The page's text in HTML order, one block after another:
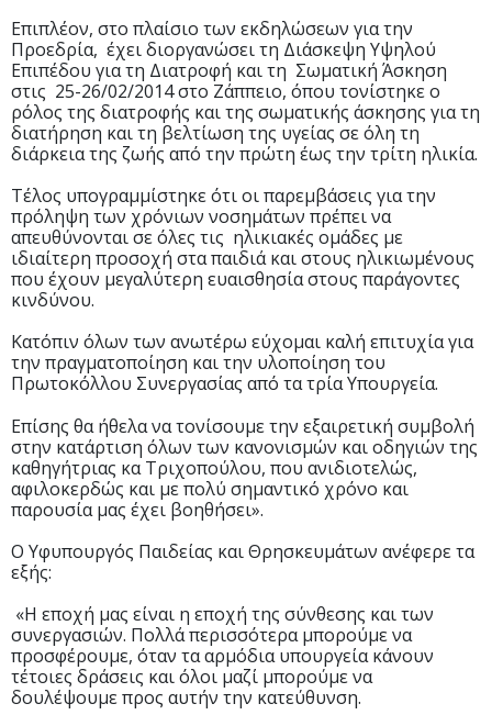
Επιπλέον, στο πλαίσιο των εκδηλώσεων για την
Προεδρία, έχει διοργανώσει τη Διάσκεψη Υψηλού
Επιπέδου για τη Διατροφή και τη Σωματική Άσκηση
στις 25-26/02/2014 στο Ζάππειο, όπου τονίστηκε ο
ρόλος της διατροφής και της σωματικής άσκησης για τη
διατήρηση και τη βελτίωση της υγείας σε όλη τη
διάρκεια της ζωής από την πρώτη έως την τρίτη ηλικία.
Τέλος υπογραμμίστηκε ότι οι παρεμβάσεις για την
πρόληψη των χρόνιων νοσημάτων πρέπει να
απευθύνονται σε όλες τις ηλικιακές ομάδες με
ιδιαίτερη προσοχή στα παιδιά και στους ηλικιωμένους
που έχουν μεγαλύτερη ευαισθησία στους παράγοντες
κινδύνου.
Κατόπιν όλων των ανωτέρω εύχομαι καλή επιτυχία για
την πραγματοποίηση και την υλοποίηση του
Πρωτοκόλλου Συνεργασίας από τα τρία Υπουργεία.
Επίσης θα ήθελα να τονίσουμε την εξαιρετική συμβολή
στην κατάρτιση όλων των κανονισμών και οδηγιών της
καθηγήτριας κα Τριχοπούλου, που ανιδιοτελώς,
αφιλοκερδώς και με πολύ σημαντικό χρόνο και
παρουσία μας έχει βοηθήσει».
Ο Υφυπουργός Παιδείας και Θρησκευμάτων ανέφερε τα
εξής:
«Η εποχή μας είναι η εποχή της σύνθεσης και των
συνεργασιών. Πολλά περισσότερα μπορούμε να
προσφέρουμε, όταν τα αρμόδια υπουργεία κάνουν
τέτοιες δράσεις και όλοι μαζί μπορούμε να
δουλέψουμε προς αυτήν την κατεύθυνση.